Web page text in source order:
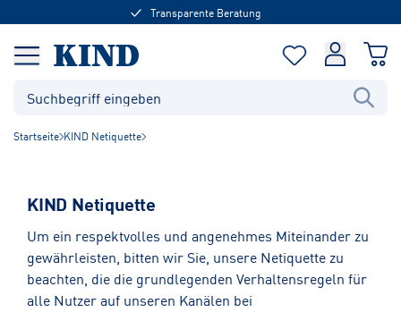
Transparente Beratung
Startseite KIND Netiquette
KIND Netiquette
Um ein respektvolles und angenehmes Miteinander zu
gewährleisten, bitten wir Sie, unsere Netiquette zu
beachten, die die grundlegenden Verhaltensregeln für
alle Nutzer auf unseren Kanälen bei